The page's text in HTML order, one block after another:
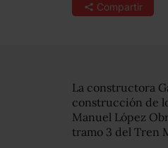
Compartir
La constructora
construcción de
Manuel López
tramo 3 del Tren